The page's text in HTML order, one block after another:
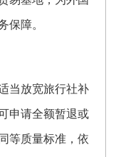
保障。
当放宽旅行社补
申请全额暂退或
等质量标准，依